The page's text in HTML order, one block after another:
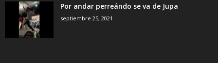
Por andar perreándo se va de Jupa
septiembre 25, 2021